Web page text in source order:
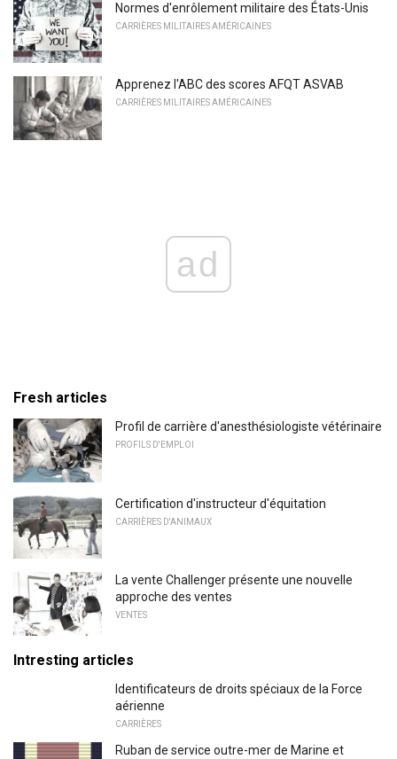
Normes d'enrôlement militaire des États-Unis
CARRIÈRES MILITAIRES AMÉRICAINES
Apprenez l'ABC des scores AFQT ASVAB
CARRIÈRES MILITAIRES AMÉRICAINES
ad
Fresh articles
Profil de carrière d'anesthésiologiste vétérinaire
PROFILS D'EMPLOI
Certification d'instructeur d'équitation
CARRIÈRES D'ANIMAUX
La vente Challenger présente une nouvelle
approche des ventes
VENTES
Intresting articles
Identificateurs de droits spéciaux de la Force
aérienne
CARRIÈRES
Ruban de service outre-mer de Marine et